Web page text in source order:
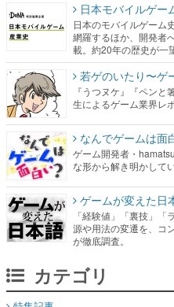
日本モバイルゲー
日本のモバイルゲーム
網羅するほか、開発者
載。約20年の歴史が一
若ゲのいたり〜ゲ
『うつヌケ』『ペン
生によるゲーム業界レ
なんでゲームは面
ゲーム開発者・
な形から解き明かして
ゲームが変えた日
「経験値」「裏技」
源や用法の変遷を、コ
が徹底調査。
カテゴリ